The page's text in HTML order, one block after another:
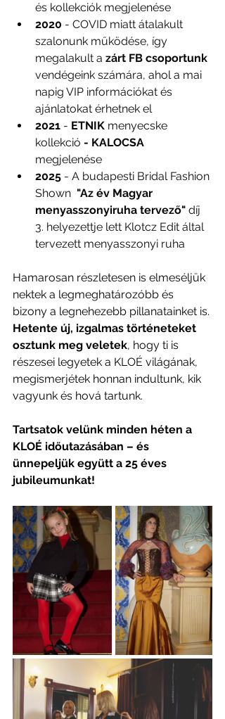
és kollekciók megjelenése
2020 - COVID miatt átalakult
szalonunk működése, így
megalakult a zárt FB csoportunk
vendégeink számára, ahol a mai
napig VIP információkat és
ajánlatokat érhetnek el
2021 - ETNIK menyecske
kollekció - KALOCSA
megjelenése
2025 - A budapesti Bridal Fashion
Shown "Az év Magyar
menyasszonyiruha tervező" díj
3. helyezettje lett Klotcz Edit által
tervezett menyasszonyi ruha
Hamarosan részletesen is elmeséljük
nektek a legmeghatározóbb és
bizony a legnehezebb pillanatainket is.
Hetente új, izgalmas történeteket
osztunk meg veletek, hogy ti is
részesei legyetek a KLOÉ világának,
megismerjétek honnan indultunk, kik
vagyunk és hová tartunk.
Tartsatok velünk minden héten a
KLOÉ időutazásában – és
ünnepeljük együtt a 25 éves
jubileumunkat!